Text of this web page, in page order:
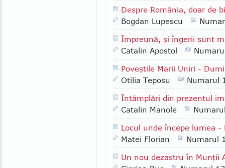
Despre România, doar de
Bogdan Lupescu
Împreună, şi îngerii sunt
Catalin Apostol
Poveştile Marii Uniri -
Otilia Teposu
Numarul
Întâmplări din prezentul
Catalin Manole
Locul unde începe lumea -
Matei Florian
Numarul
Un nou dezastru în Munţii